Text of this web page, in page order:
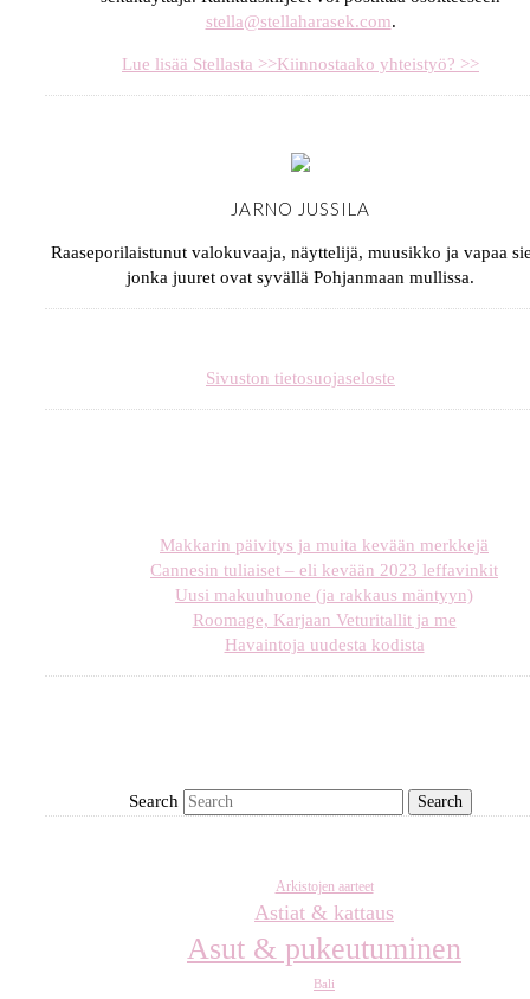
stella@stellaharasek.com.
Lue lisää Stellasta >>Kiinnostaako yhteistyö? >>
JARNO JUSSILA
Raaseporilaistunut valokuvaaja, näyttelijä, muusikko ja vapaa
jonka juuret ovat syvällä Pohjanmaan mullissa.
Sivuston tietosuojaseloste
Makkarin päivitys ja muita kevään merkkejä
Cannesin tuliaiset – eli kevään 2023 leffavinkit
Uusi makuuhuone (ja rakkaus mäntyyn)
Roomage, Karjaan Veturitallit ja me
Havaintoja uudesta kodista
Search
Arkistojen aarteet
Astiat & kattaus
Asut & pukeutuminen
Bali